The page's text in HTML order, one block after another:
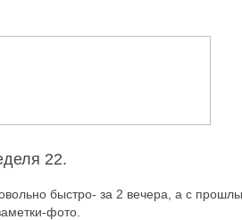
22.
быстро- за 2 вечера, а с
фото.